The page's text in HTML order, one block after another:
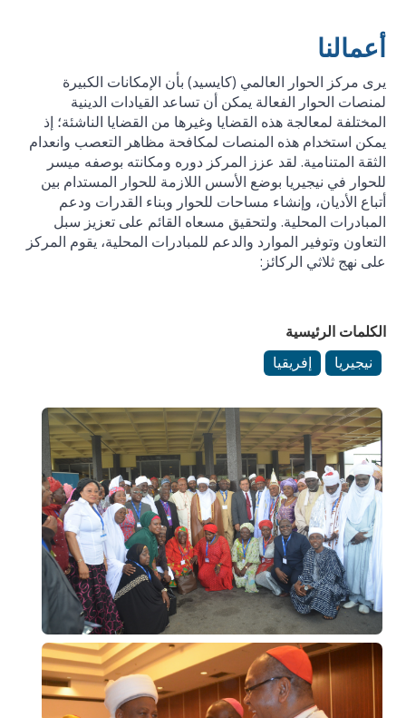
أعمالنا
يرى مركز الحوار العالمي (كايسيد) بأن الإمكانات الكبيرة
لمنصات الحوار الفعالة يمكن أن تساعد القيادات الدينية
المختلفة لمعالجة هذه القضايا وغيرها من القضايا الناشئة؛ إذ
يمكن استخدام هذه المنصات لمكافحة مظاهر التعصب وانعدام
الثقة المتنامية. لقد عزز المركز دوره ومكانته بوصفه ميسر
للحوار في نيجيريا بوضع الأسس اللازمة للحوار المستدام بين
أتباع الأديان، وإنشاء مساحات للحوار وبناء القدرات ودعم
المبادرات المحلية. ولتحقيق مسعاه القائم على تعزيز سبل
التعاون وتوفير الموارد والدعم للمبادرات المحلية، يقوم المركز
على نهج ثلاثي الركائز:
الكلمات الرئيسية
نيجيريا
إفريقيا